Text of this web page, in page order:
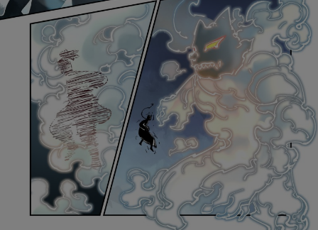
是否前往腾漫App继续阅读